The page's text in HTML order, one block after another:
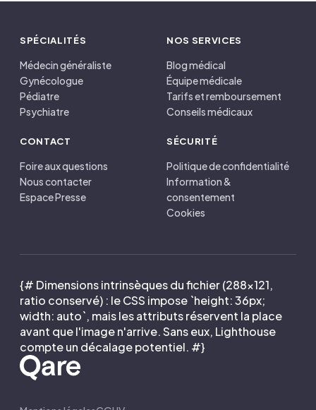
SPÉCIALITÉS
Médecin généraliste
Gynécologue
Pédiatre
Psychiatre
NOS SERVICES
Blog médical
Équipe médicale
Tarifs et remboursement
Conseils médicaux
CONTACT
Foire aux questions
Nous contacter
Espace Presse
SÉCURITÉ
Politique de confidentialité
Information &
consentement
Cookies
{# Dimensions intrinsèques du fichier (288×121,
ratio conservé) : le CSS impose `height: 36px;
width: auto`, mais les attributs réservent la place
avant que l'image n'arrive. Sans eux, Lighthouse
compte un décalage potentiel. #}